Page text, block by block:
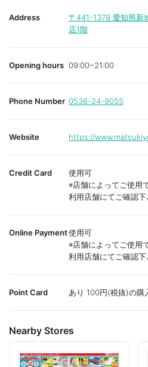
Address 〒441-1378 愛知県新
店1階
Opening hours 09:00~21:00
Phone Number 0536-24-9055
Website https://
Credit Card
使用可
※店舗によってご使用
利用店舗にてご確認下
Online Payment使用可
※店舗によってご使用
利用店舗にてご確認下
Point Card あり 100円(税抜)の購
Nearby Stores